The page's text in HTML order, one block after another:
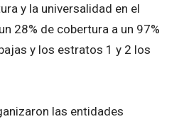
y la universalidad en el
28% de cobertura a un 97%
y los estratos 1 y 2 los
las entidades